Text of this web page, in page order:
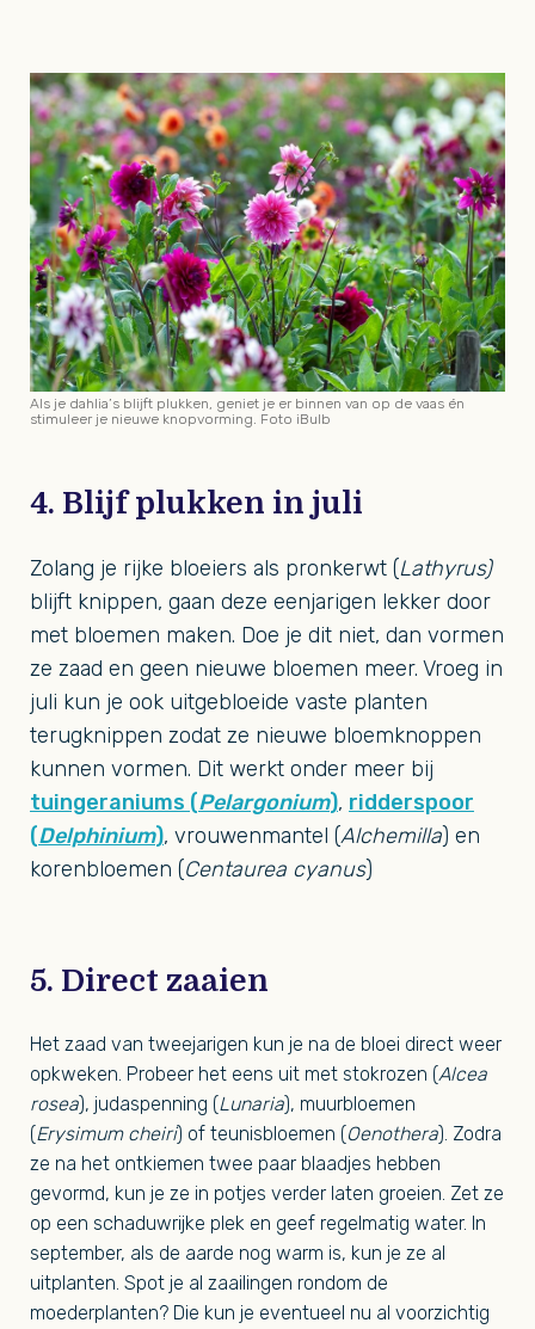
4. Blijf plukken in juli
Zolang je rijke bloeiers als pronkerwt (Lathyrus)
blijft knippen, gaan deze eenjarigen lekker door
met bloemen maken. Doe je dit niet, dan vormen
ze zaad en geen nieuwe bloemen meer. Vroeg in
juli kun je ook uitgebloeide vaste planten
terugknippen zodat ze nieuwe bloemknoppen
kunnen vormen. Dit werkt onder meer bij
tuingeraniums (Pelargonium), ridderspoor
(Delphinium), vrouwenmantel (Alchemilla) en
korenbloemen (Centaurea cyanus)
Als je dahlia’s blijft plukken, geniet je er binnen van op de vaas én
stimuleer je nieuwe knopvorming. Foto iBulb
5. Direct zaaien
Het zaad van tweejarigen kun je na de bloei direct weer
opkweken. Probeer het eens uit met stokrozen (Alcea
rosea), judaspenning (Lunaria), muurbloemen
(Erysimum cheiri) of teunisbloemen (Oenothera). Zodra
ze na het ontkiemen twee paar blaadjes hebben
gevormd, kun je ze in potjes verder laten groeien. Zet ze
op een schaduwrijke plek en geef regelmatig water. In
september, als de aarde nog warm is, kun je ze al
uitplanten. Spot je al zaailingen rondom de
moederplanten? Die kun je eventueel nu al voorzichtig